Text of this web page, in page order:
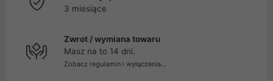
3 miesiące
Zwrot / wymiana towaru
Masz na to 14 dni.
Zobacz regulamin i wyłączenia...